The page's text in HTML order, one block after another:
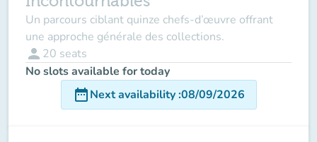
Un parcours ciblant quinze chefs-d’œuvre offrant
une approche générale des collections.
person 20 seats
No slots available for today
date_rangeNext availability:08/09/2026